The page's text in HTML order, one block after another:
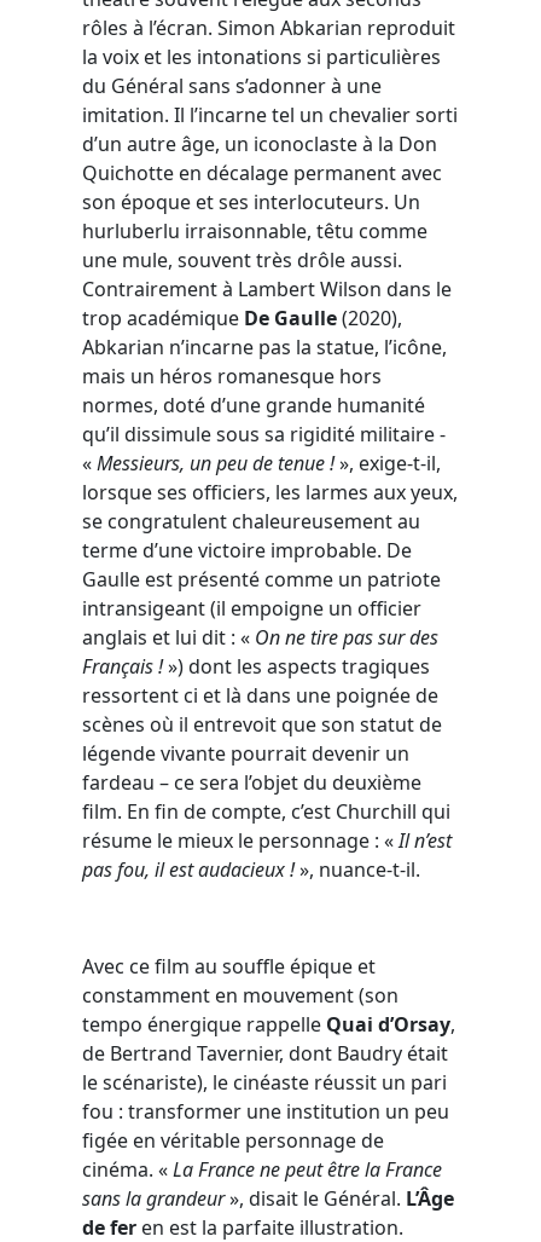
rôles à l’écran. Simon Abkarian reproduit
la voix et les intonations si particulières
du Général sans s’adonner à une
imitation. Il l’incarne tel un chevalier sorti
d’un autre âge, un iconoclaste à la Don
Quichotte en décalage permanent avec
son époque et ses interlocuteurs. Un
hurluberlu irraisonnable, têtu comme
une mule, souvent très drôle aussi.
Contrairement à Lambert Wilson dans le
trop académique De Gaulle(2020),
Abkarian n’incarne pas la statue, l’icône,
mais un héros romanesque hors
normes, doté d’une grande humanité
qu’il dissimule sous sa rigidité militaire -
«Messieurs, un peu de tenue !», exige-t-il,
lorsque ses officiers, les larmes aux yeux,
se congratulent chaleureusement au
terme d’une victoire improbable. De
Gaulle est présenté comme un patriote
intransigeant (il empoigne un officier
anglais et lui dit : « On ne tire pas sur des
Français !») dont les aspects tragiques
ressortent ci et là dans une poignée de
scènes où il entrevoit que son statut de
légende vivante pourrait devenir un
fardeau – ce sera l’objet du deuxième
film. En fin de compte, c’est Churchill qui
résume le mieux le personnage : «Il n’est
pas fou, il est audacieux !», nuance-t-il.
Avec ce film au souffle épique et
constamment en mouvement (son
tempo énergique rappelle Quai d’Orsay,
de Bertrand Tavernier, dont Baudry était
le scénariste), le cinéaste réussit un pari
fou : transformer une institution un peu
figée en véritable personnage de
cinéma. «La France ne peut être la France
sans la grandeur», disait le Général. L’Âge
de fer en est la parfaite illustration.